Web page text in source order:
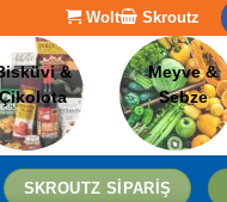
Wolt Skroutz
&
Meyve &
Sebze
SKROUTZ SIPARIŞ